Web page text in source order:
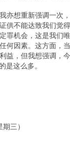
亦想重新强调一次
供不能达致我们觉
罪机会，这是我们
何因素。这方面，
益，但我想强调，
是这么多。
三）